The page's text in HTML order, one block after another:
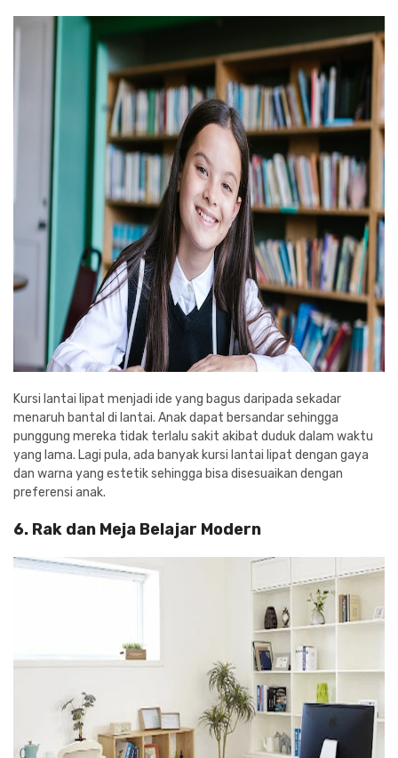
Kursi lantai lipat menjadi ide yang bagus daripada sekadar
menaruh bantal di lantai. Anak dapat bersandar sehingga
punggung mereka tidak terlalu sakit akibat duduk dalam waktu
yang lama. Lagi pula, ada banyak kursi lantai lipat dengan gaya
dan warna yang estetik sehingga bisa disesuaikan dengan
preferensi anak.
6. Rak dan Meja Belajar Modern